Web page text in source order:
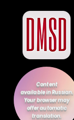
Content
available in Russian.
Your browser may
offer automatic
translation.